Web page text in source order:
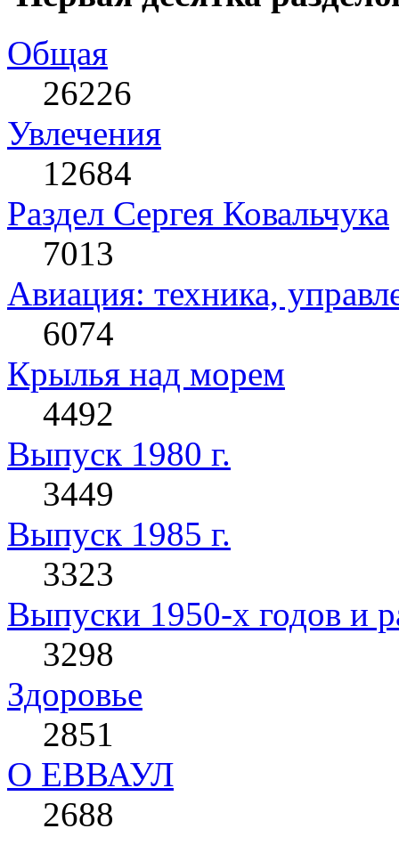
Общая
26226
Увлечения
12684
Раздел Сергея Ковальчука
7013
Авиация: техника,
6074
Крылья над морем
4492
Выпуск 1980 г.
3449
Выпуск 1985 г.
3323
Выпуски 1950-х годов и
3298
Здоровье
2851
О ЕВВАУЛ
2688